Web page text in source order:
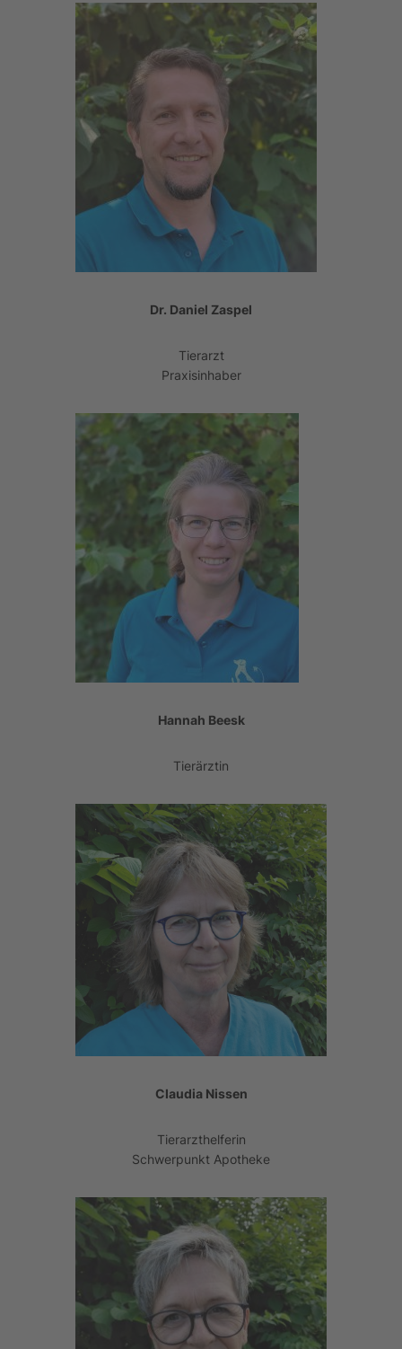
Dr. Daniel Zaspel
Tierarzt
Praxisinhaber
Hannah Beesk
Tierärztin
Claudia Nissen
Tierarzthelferin
Schwerpunkt Apotheke